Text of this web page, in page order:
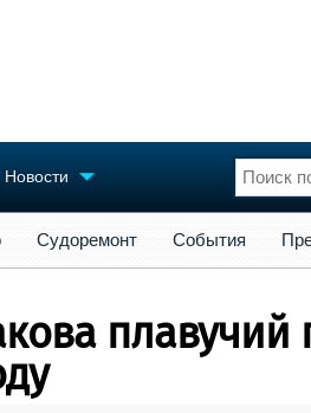
Новости
Конференции
Личности
Словарь
Судоремонт События
плавучий